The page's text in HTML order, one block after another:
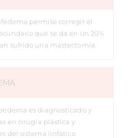
permite corregir el
que se da en un 20%
sufrido una mastectomía.
es diagnosticado y
en cirugía plástica y
del sistema linfático